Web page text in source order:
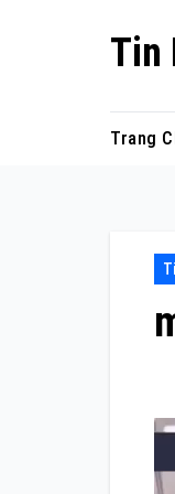
Tin
Trang